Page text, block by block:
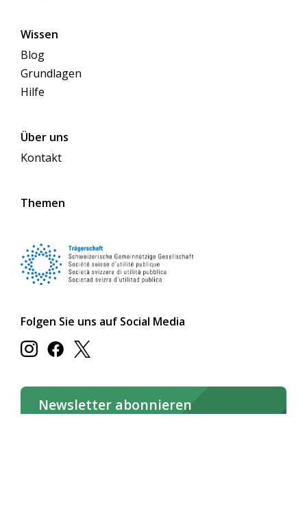
Wissen
Blog
Grundlagen
Hilfe
Über uns
Kontakt
Themen
Folgen Sie uns auf Social Media
Newsletter abonnieren